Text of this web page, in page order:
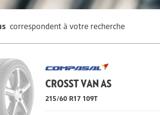
correspondent à votre recherche
CROSST VAN AS
215/60 R17 109T